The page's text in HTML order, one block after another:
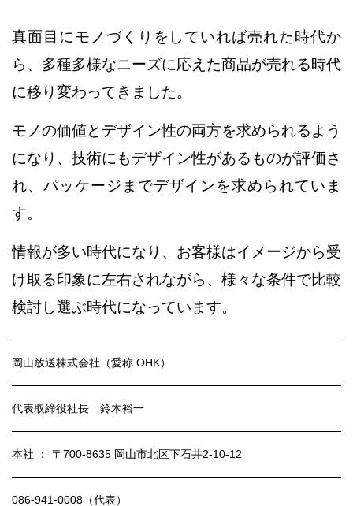
戦略しかありません。
私たち岡山放送は、時流をつかみ
そして、変革の要となる戦略を導き出す事で
企業の皆様に成果を伴う貢献をお約束します。
真面目にモノづくりをしていれば売れた時代か
ら、 多種多様なニーズに応えた商品が売れる時代
に移り変わってきました。
モノの価値とデザイン性の両方を求められるよう
になり、 技術にもデザイン性があるものが評価さ
れ、 パッケージまでデザインを求められていま
す。
情報が多い時代になり、お客様はイメージから受
け取る印象に左右されながら、様々な条件で比較
検討し選ぶ時代になっています。
岡山放送株式会社（愛称 OHK）
代表取締役社長 鈴木裕一
本社 ： 〒700-8635 岡山市北区下石井2-10-12
086-941-0008（代表）